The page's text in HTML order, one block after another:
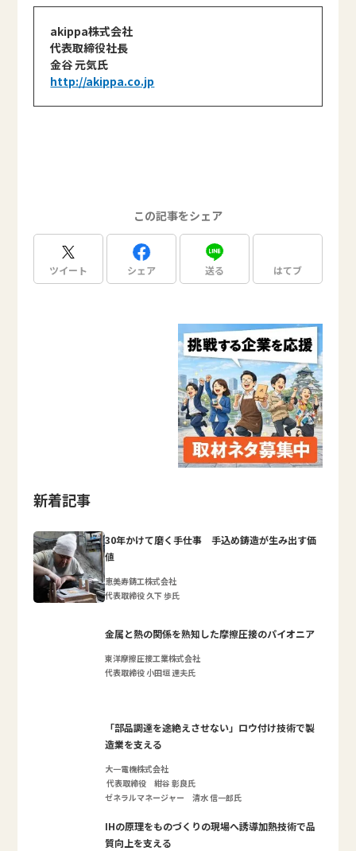
akippa株式会社
代表取締役社長
金谷 元気氏
http://akippa.co.jp
この記事をシェア
ツイート シェア 送る はてブ
新着記事
30年かけて磨く手仕事 手込め鋳造が生み出す価
値
恵美寿鋳工株式会社
代表取締役 久下 歩氏
金属と熱の関係を熟知した摩擦圧接のパイオニア
東洋摩擦圧接工業株式会社
代表取締役 小田垣 達夫氏
「部品調達を途絶えさせない」ロウ付け技術で製
造業を支える
大一電機株式会社
代表取締役 紺谷 彰良氏
ゼネラルマネージャー 清水 信一郎氏
IHの原理をものづくりの現場へ誘導加熱技術で品
質向上を支える